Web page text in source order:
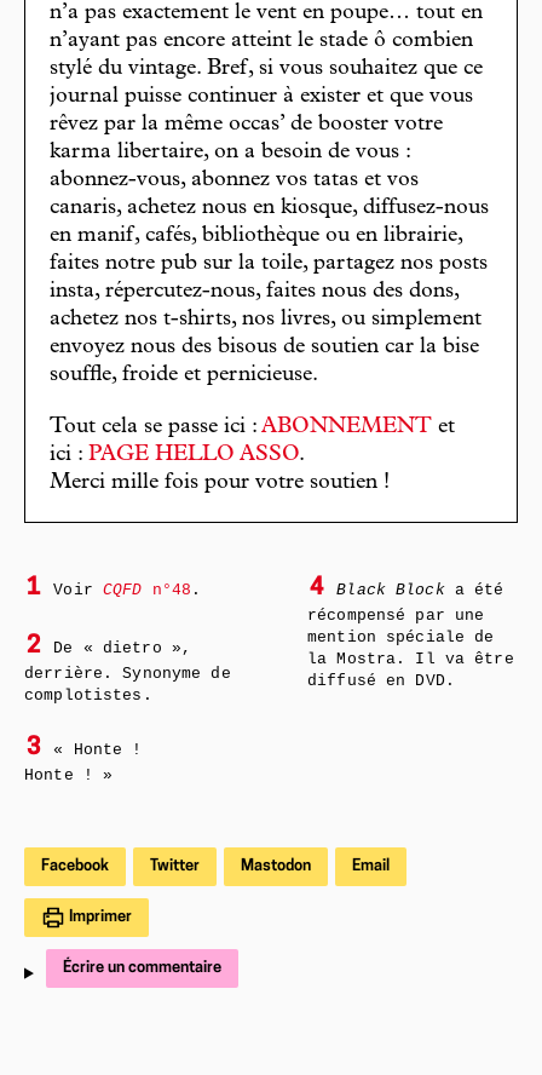
n’a pas exactement le vent en poupe… tout en
n’ayant pas encore atteint le stade ô combien
stylé du vintage. Bref, si vous souhaitez que ce
journal puisse continuer à exister et que vous
rêvez par la même occas’ de booster votre
karma libertaire, on a besoin de vous :
abonnez-vous, abonnez vos tatas et vos
canaris, achetez nous en kiosque, diffusez-nous
en manif, cafés, bibliothèque ou en librairie,
faites notre pub sur la toile, partagez nos posts
insta, répercutez-nous, faites nous des dons,
achetez nos t-shirts, nos livres, ou simplement
envoyez nous des bisous de soutien car la bise
souffle, froide et pernicieuse.
Tout cela se passe ici : ABONNEMENT et
ici : PAGE HELLO ASSO.
Merci mille fois pour votre soutien !
1 Voir CQFD n°48 .
2
De « dietro »,
derrière. Synonyme de
complotistes.
3
« Honte !
Honte ! »
4 Black Blocka été
récompensé par une
mention spéciale de
la Mostra. Il va être
diffusé en DVD.
Facebook Twitter Mastodon Email
Imprimer
Écrire un commentaire